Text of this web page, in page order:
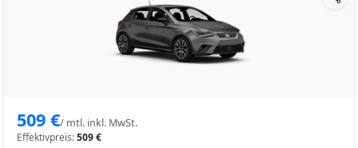
509 €/ mtl. inkl. MwSt.
Effektivpreis:509 €